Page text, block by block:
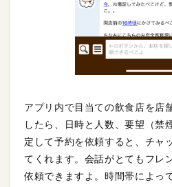
アプリ内で目当ての飲食店を店
したら、日時と人数、要望（禁
定して予約を依頼すると、チャ
てくれます。会話がとてもフレ
依頼できますよ。時間帯によっ